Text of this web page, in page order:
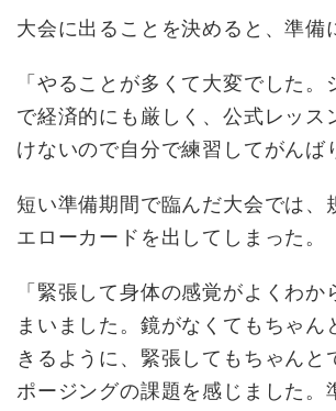
大会に出ることを決めると、準備
「やることが多くて大変でした。
で経済的にも厳しく、公式レッス
けないので自分で練習してがんば
短い準備期間で臨んだ大会では、
エローカードを出してしまった。
「緊張して身体の感覚がよくわか
まいました。鏡がなくてもちゃん
きるように、緊張してもちゃんと
ポージングの課題を感じました。